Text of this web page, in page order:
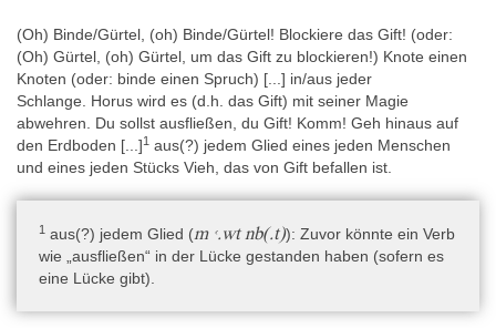
„Transformation des Re in ein Ichneumon“, von dem nur einige
wenige Wörter vom Ende des Spruchs erhalten sind.
Anschließend möglicherweise eine Variante des Spruchs „Hand
des Atum“, erneut mit nur einigen erhaltenen Wörtern. Es folgt ein
unbekannter und bislang unklarer Spruch gegen Gift, bei dem
Month sowie Baꜥal und weitere semitische Götter eine Rolle
spielen.
- auf dem linken Arm und Schulter: Text unklarer Länge, von dem
mehrere Sprüche gegen Gift.
- auf der rechten Seite des Lendenschurzes: Langfassung von
dem nur der hintere Bereich teilweise erhalten ist.
(Oh) Binde/Gürtel, (oh) Binde/Gürtel! Blockiere das Gift! (oder:
(Oh) Gürtel, (oh) Gürtel, um das Gift zu blockieren!) Knote einen
Knoten (oder: binde einen Spruch) [...] in/aus jeder
Schlange. Horus wird es (d.h. das Gift) mit seiner Magie
abwehren. Du sollst ausfließen, du Gift! Komm! Geh hinaus auf
den Erdboden [...]1 aus(?) jedem Glied eines jeden Menschen
und eines jeden Stücks Vieh, das von Gift befallen ist.
1 aus(?) jedem Glied (m ꜥ.wt nb(.t)): Zuvor könnte ein Verb
wie „ausfließen“ in der Lücke gestanden haben (sofern es
eine Lücke gibt).